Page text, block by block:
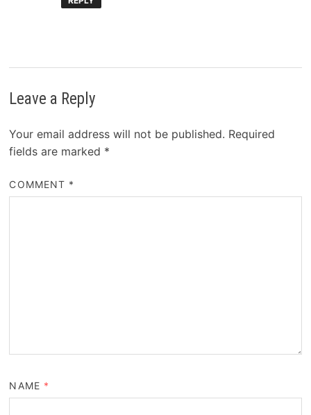
Leave a Reply
Your email address will not be published. Required
fields are marked *
COMMENT *
NAME *